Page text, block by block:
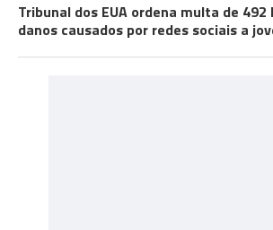
Tribunal dos EUA ordena multa de 492
danos causados por redes sociais a